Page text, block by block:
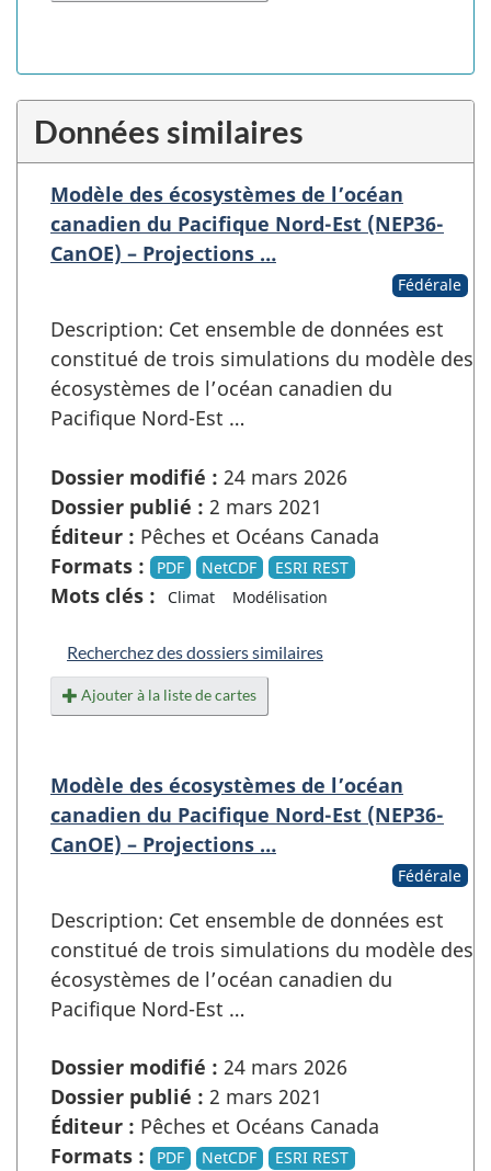
Données similaires
Modèle des écosystèmes de l’océan
canadien du Pacifique Nord-Est (NEP36-
CanOE) – Projections …
Fédérale
Description: Cet ensemble de données est
constitué de trois simulations du modèle des
écosystèmes de l’océan canadien du
Pacifique Nord-Est …
Dossier modifié : 24 mars 2026
Dossier publié : 2 mars 2021
Éditeur : Pêches et Océans Canada
Formats :
PDF NetCDF ESRI REST
Mots clés : Climat Modélisation
Recherchez des dossiers similaires
Ajouter à la liste de cartes
Modèle des écosystèmes de l’océan
canadien du Pacifique Nord-Est (NEP36-
CanOE) – Projections …
Fédérale
Description: Cet ensemble de données est
constitué de trois simulations du modèle des
écosystèmes de l’océan canadien du
Pacifique Nord-Est …
Dossier modifié : 24 mars 2026
Dossier publié : 2 mars 2021
Éditeur : Pêches et Océans Canada
Formats :
PDF NetCDF ESRI REST